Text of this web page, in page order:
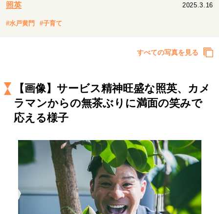
挫折からの再起
表現者の葛藤
セカンドキャリアの描き方
独立という決断
大人の学び直し
ファーストキャリアを拓く
夢を掴む選択
経営・ビジネス
リーダーの流儀 変革の原動力
次世代へのバトン
トップが描く未来
照英 2025.3.16
#水戸黄門 #子育て
すべての写真を見る
【画像】サービス精神旺盛な照英、カメ
ラマンからの無茶ぶりに満面の笑みで
応える様子